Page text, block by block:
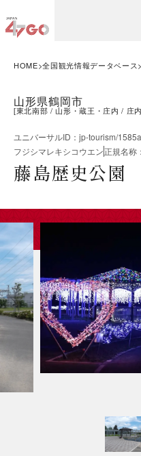
HOME 全国観光情報データベース
山形県鶴岡市
[東北南部 山形・蔵王・庄内 庄
ユニバーサルID ： jp-tourism/
フジシマレキシコウエン正規名称 ：
藤島歴史公園